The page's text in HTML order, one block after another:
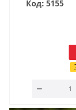
Код: 5155